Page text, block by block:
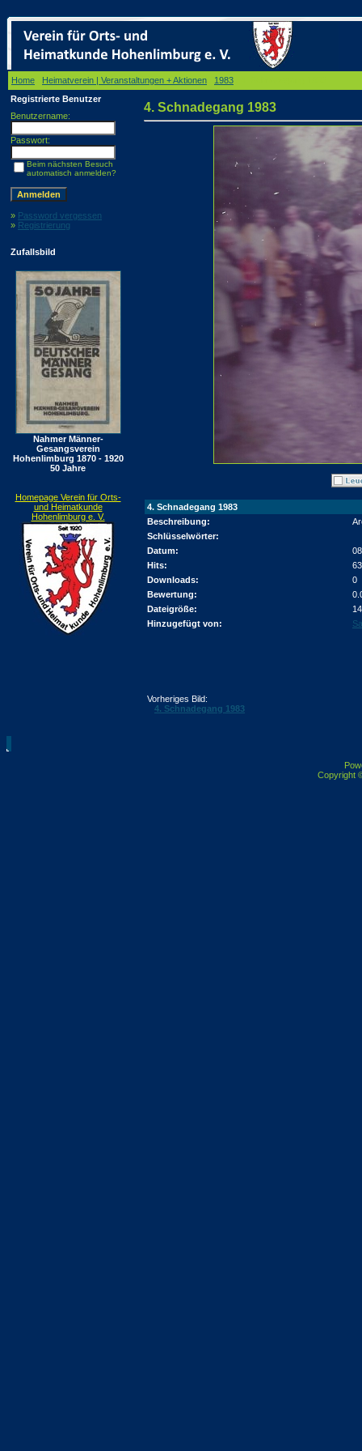
Home Heimatverein | Veranstaltungen + Aktionen 1983
Registrierte Benutzer
Benutzername:
Passwort:
Beim nächsten Besuch
automatisch anmelden?
» Password vergessen
» Registrierung
Zufallsbild
Nahmer Männer-
Gesangsverein
Hohenlimburg 1870 - 1920
50 Jahre
Homepage Verein für Orts-
und Heimatkunde
Hohenlimburg e. V.
4. Schnadegang 1983
4. Schnadegang 1983
Beschreibung:
Schlüsselwörter:
Datum:
Hits:
Downloads:
0
Bewertung:
Dateigröße:
Hinzugefügt von:
Vorheriges Bild:
4. Schnadegang 1983
Copyright